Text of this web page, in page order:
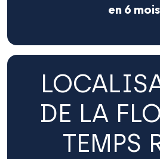
en 6 mois
DE LA
TEMPS